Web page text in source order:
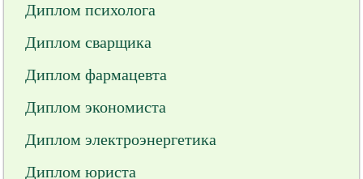
Диплом психолога
Диплом сварщика
Диплом фармацевта
Диплом экономиста
Диплом электроэнергетика
Диплом юриста